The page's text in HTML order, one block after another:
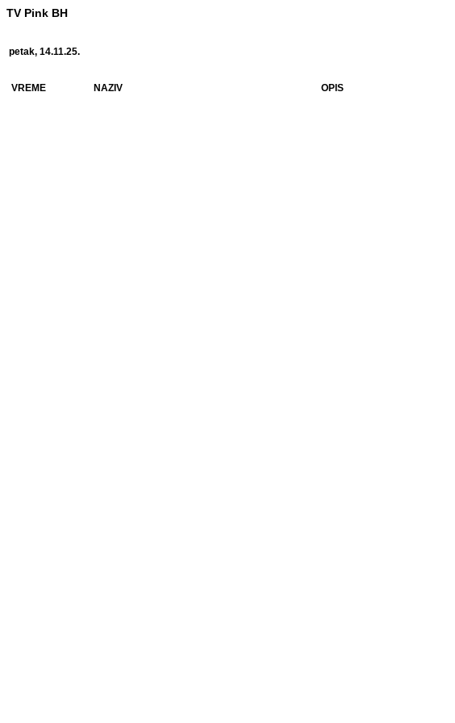
TV Pink BH
petak, 14.11.25.
VREME NAZIV OPIS